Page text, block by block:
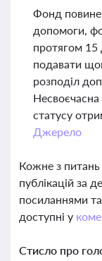
Фонд
допомоги,
протягом 15
подавати
розподіл
Несвоєчасна
статусу
Джерело
Кожне з
публікацій за
посиланнями
доступні у
Стисло про